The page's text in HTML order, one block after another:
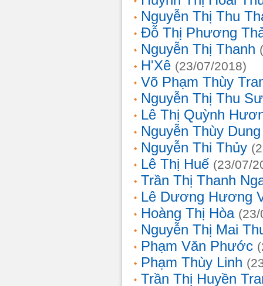
Nguyễn Thị Thu
Đỗ Thị Phương
Nguyễn Thị Thanh
H'Xê (23/07/2018)
Võ Phạm Thùy
Nguyễn Thị Thu
Lê Thị Quỳnh
Nguyễn Thùy Dung
Nguyễn Thi Thủy
Lê Thị Huế (23/07/
Trần Thị Thanh
Lê Dương Hương
Hoàng Thị Hòa
Nguyễn Thị Mai
Phạm Văn Phước
Phạm Thùy Linh
Trần Thị Huyền